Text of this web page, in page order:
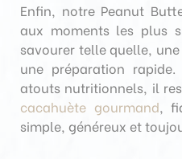
Enfin, notre Peanut
aux moments les plus
savourer telle quelle,
une préparation
atouts nutritionnels, il
cacahuète gourmand,
simple, généreux et